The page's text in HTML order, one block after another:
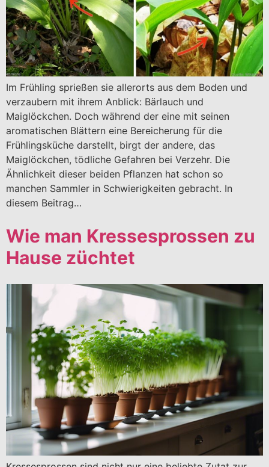
Im Frühling sprießen sie allerorts aus dem Boden und
verzaubern mit ihrem Anblick: Bärlauch und
Maiglöckchen. Doch während der eine mit seinen
aromatischen Blättern eine Bereicherung für die
Frühlingsküche darstellt, birgt der andere, das
Maiglöckchen, tödliche Gefahren bei Verzehr. Die
Ähnlichkeit dieser beiden Pflanzen hat schon so
manchen Sammler in Schwierigkeiten gebracht. In
diesem Beitrag…
Wie man Kressesprossen zu
Hause züchtet